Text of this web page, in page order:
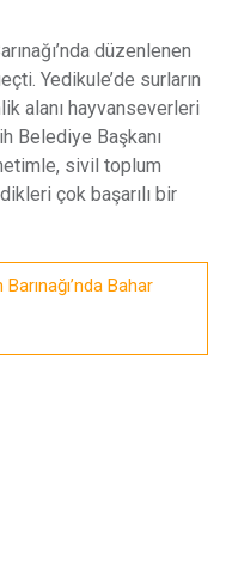
düzenlenen
Yedikule’de surların
alanı hayvanseverleri
Belediye Başkanı
sivil toplum
çok başarılı bir
Bahar